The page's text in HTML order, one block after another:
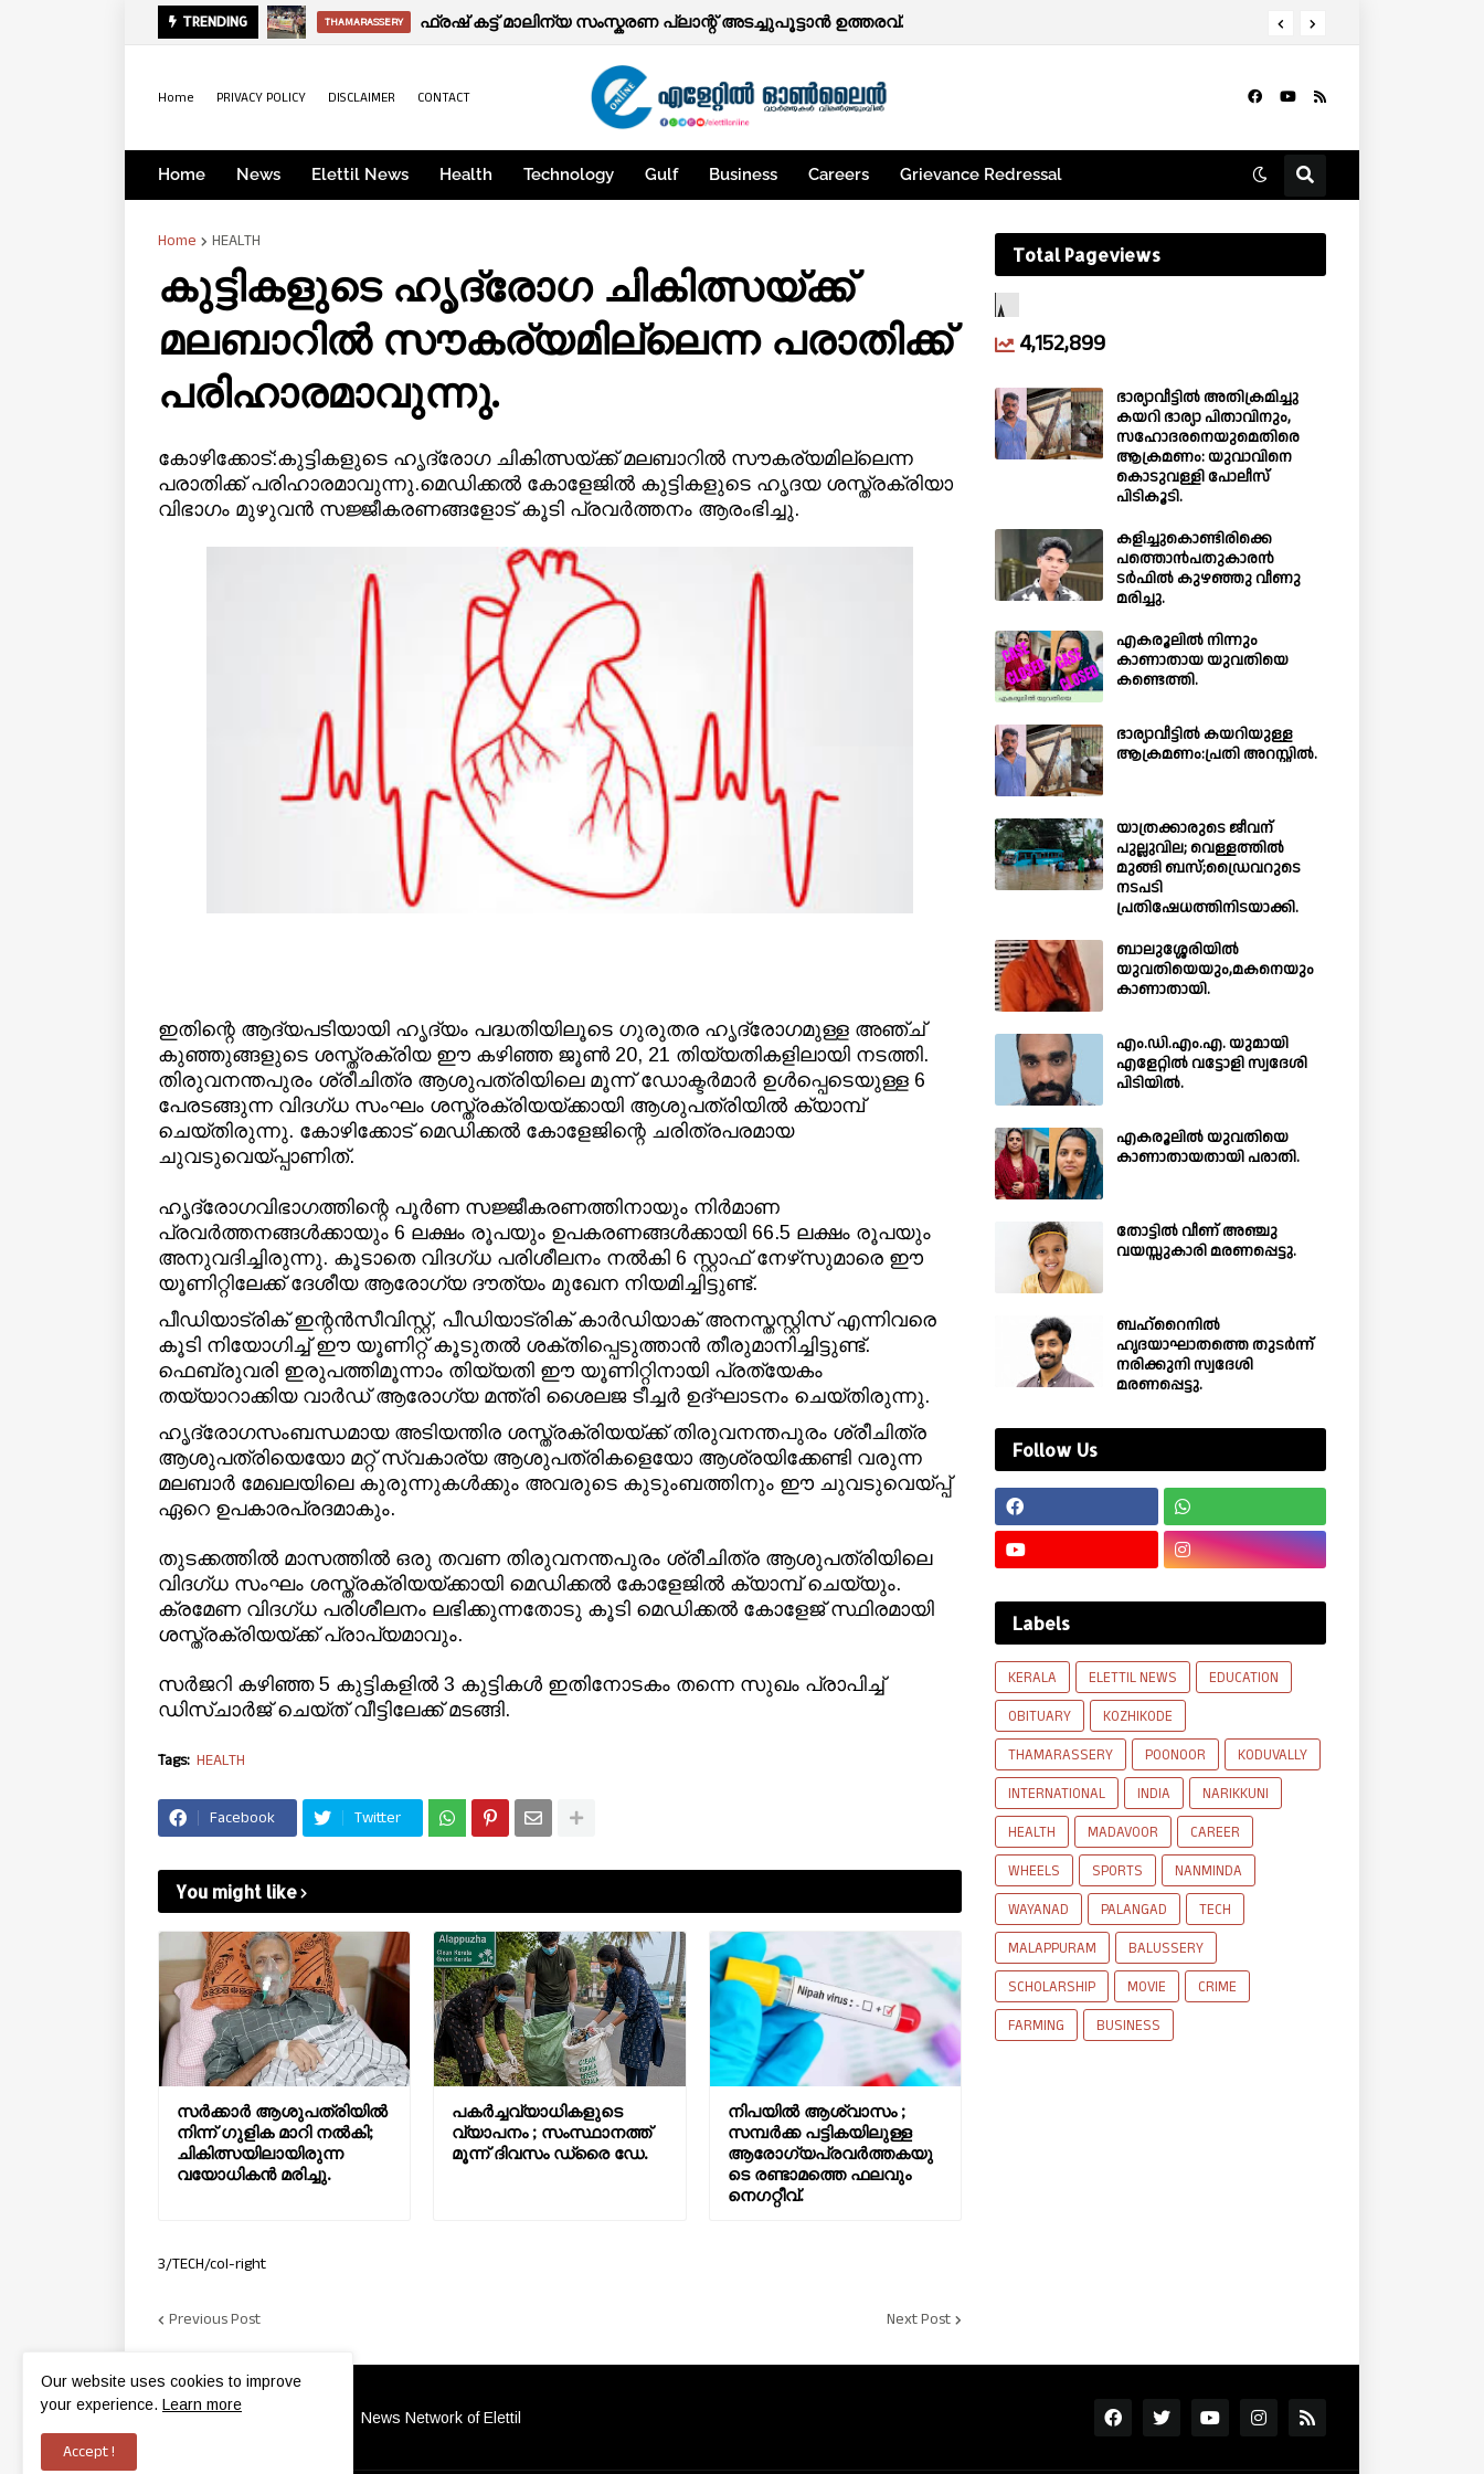
TRENDING THAMARASSERY ഫ്രഷ് കട്ട് മാലിന്യ സംസ്കരണ പ്ലാന്റ് അടച്ചുപൂട്ടാൻ ഉത്തരവ്.
KERALA സായാഹ്ന വാര്‍ത്തകള്‍.
Home PRIVACY POLICY DISCLAIMER CONTACT
Home News Elettil News Health Technology Gulf Business Careers Grievance Redressal
Home HEALTH
കുട്ടികളുടെ ഹൃദ്രോഗ ചികിത്സയ്ക്ക്
മലബാറിൽ സൗകര്യമില്ലെന്ന പരാതിക്ക്
പരിഹാരമാവുന്നു.
കോഴിക്കോട്:കുട്ടികളുടെ ഹൃദ്രോഗ ചികിത്സയ്ക്ക് മലബാറിൽ സൗകര്യമില്ലെന്ന
പരാതിക്ക് പരിഹാരമാവുന്നു.മെഡിക്കൽ കോളേജിൽ കുട്ടികളുടെ ഹൃദയ ശസ്ത്രക്രിയാ
വിഭാഗം മുഴുവൻ സജ്ജീകരണങ്ങളോട് കൂടി പ്രവർത്തനം ആരംഭിച്ചു.
ഇതിന്റെ ആദ്യപടിയായി ഹൃദ്യം പദ്ധതിയിലൂടെ ഗുരുതര ഹൃദ്രോഗമുള്ള അഞ്ച്
കുഞ്ഞുങ്ങളുടെ ശസ്ത്രക്രിയ ഈ കഴിഞ്ഞ ജൂൺ 20, 21 തിയ്യതികളിലായി നടത്തി.
തിരുവനന്തപുരം ശ്രീചിത്ര ആശുപത്രിയിലെ മൂന്ന് ഡോക്ടർമാർ ഉൾപ്പെടെയുള്ള 6
പേരടങ്ങുന്ന വിദഗ്ധ സംഘം ശസ്ത്രക്രിയയ്ക്കായി ആശുപത്രിയിൽ ക്യാമ്പ്
ചെയ്തിരുന്നു. കോഴിക്കോട് മെഡിക്കൽ കോളേജിന്റെ ചരിത്രപരമായ
ചുവടുവെയ്പ്പാണിത്.
ഹൃദ്രോഗവിഭാഗത്തിന്റെ പൂർണ സജ്ജീകരണത്തിനായും നിർമാണ
പ്രവർത്തനങ്ങൾക്കായും 6 ലക്ഷം രൂപയും ഉപകരണങ്ങൾക്കായി 66.5 ലക്ഷം രൂപയും
അനുവദിച്ചിരുന്നു. കൂടാതെ വിദഗ്ധ പരിശീലനം നൽകി 6 സ്റ്റാഫ് നേഴ്‌സുമാരെ ഈ
യൂണിറ്റിലേക്ക് ദേശീയ ആരോഗ്യ ദൗത്യം മുഖേന നിയമിച്ചിട്ടുണ്ട്.
പീഡിയാട്രിക് ഇന്റൻസീവിസ്റ്റ്‌, പീഡിയാട്രിക് കാർഡിയാക് അനസ്തസ്റ്റിസ് എന്നിവരെ
കൂടി നിയോഗിച്ച് ഈ യൂണിറ്റ് കൂടുതൽ ശക്തിപ്പെടുത്താൻ തീരുമാനിച്ചിട്ടുണ്ട്.
ഫെബ്രുവരി ഇരുപത്തിമൂന്നാം തിയ്യതി ഈ യൂണിറ്റിനായി പ്രത്യേകം
തയ്യാറാക്കിയ വാർഡ് ആരോഗ്യ മന്ത്രി ശൈലജ ടീച്ചർ ഉദ്ഘാടനം ചെയ്തിരുന്നു.
ഹൃദ്രോഗസംബന്ധമായ അടിയന്തിര ശസ്ത്രക്രിയയ്ക്ക് തിരുവനന്തപുരം ശ്രീചിത്ര
ആശുപത്രിയെയോ മറ്റ് സ്വകാര്യ ആശുപത്രികളെയോ ആശ്രയിക്കേണ്ടി വരുന്ന
മലബാർ മേഖലയിലെ കുരുന്നുകൾക്കും അവരുടെ കുടുംബത്തിനും ഈ ചുവടുവെയ്പ്പ്
ഏറെ ഉപകാരപ്രദമാകും.
തുടക്കത്തിൽ മാസത്തിൽ ഒരു തവണ തിരുവനന്തപുരം ശ്രീചിത്ര ആശുപത്രിയിലെ
വിദഗ്ധ സംഘം ശസ്ത്രക്രിയയ്ക്കായി മെഡിക്കൽ കോളേജിൽ ക്യാമ്പ് ചെയ്യും.
ക്രമേണ വിദഗ്ധ പരിശീലനം ലഭിക്കുന്നതോടു കൂടി മെഡിക്കൽ കോളേജ് സ്ഥിരമായി
ശസ്ത്രക്രിയയ്ക്ക് പ്രാപ്യമാവും.
സർജറി കഴിഞ്ഞ 5 കുട്ടികളിൽ 3 കുട്ടികൾ ഇതിനോടകം തന്നെ സുഖം പ്രാപിച്ച്
ഡിസ്ചാർജ് ചെയ്ത് വീട്ടിലേക്ക് മടങ്ങി.
Tags: HEALTH
Facebook Twitter
You might like
സർക്കാർ ആശുപത്രിയിൽ
നിന്ന് ഗുളിക മാറി നൽകി;
ചികിത്സയിലായിരുന്ന
വയോധികൻ മരിച്ചു.
പകര്‍ച്ചവ്യാധികളുടെ
വ്യാപനം ; സംസ്ഥാനത്ത്
മൂന്ന് ദിവസം ഡ്രൈ ഡേ.
നിപയിൽ ആശ്വാസം ;
സമ്പർക്ക പട്ടികയിലുള്ള
ആരോഗ്യപ്രവർത്തകയു
ടെ രണ്ടാമത്തെ ഫലവും
നെഗറ്റീവ്.
3/TECH/col-right
Previous Post Next Post
Total Pageviews
4,152,899
ഭാര്യാവീട്ടിൽ അതിക്രമിച്ചു
കയറി ഭാര്യാ പിതാവിനും,
സഹോദരനെയുമെതിരെ
ആക്രമണം: യുവാവിനെ
കൊടുവള്ളി പോലീസ്
പിടികൂടി.
കളിച്ചുകൊണ്ടിരിക്കെ
പത്തൊൻപതുകാരൻ
ടർഫിൽ കുഴഞ്ഞു വീണു
മരിച്ചു.
എകരൂലിൽ നിന്നും
കാണാതായ യുവതിയെ
കണ്ടെത്തി.
ഭാര്യാവീട്ടിൽ കയറിയുള്ള
ആക്രമണം:പ്രതി അറസ്റ്റിൽ.
യാത്രക്കാരുടെ ജീവന്
പുല്ലുവില; വെള്ളത്തിൽ
മുങ്ങി ബസ്;ഡ്രൈവറുടെ
നടപടി
പ്രതിഷേധത്തിനിടയാക്കി.
ബാലുശ്ശേരിയില്‍
യുവതിയെയും,മകനെയും
കാണാതായി.
എം.ഡി.എം.എ. യുമായി
എളേറ്റിൽ വട്ടോളി സ്വദേശി
പിടിയിൽ.
എകരൂലിൽ യുവതിയെ
കാണാതായതായി പരാതി.
തോട്ടിൽ വീണ് അഞ്ചു
വയസ്സുകാരി മരണപ്പെട്ടു.
ബഹ്‌റൈനിൽ
ഹൃദയാഘാതത്തെ തുടർന്ന്
നരിക്കുനി സ്വദേശി
മരണപ്പെട്ടു.
Follow Us
Labels
KERALA ELETTIL NEWS
EDUCATION
OBITUARY
KOZHIKODE
THAMARASSERY
POONOOR
KODUVALLY
INTERNATIONAL
INDIA
NARIKKUNI
HEALTH
MADAVOOR
CAREER
WHEELS
SPORTS
NANMINDA
WAYANAD
PALANGAD
TECH
MALAPPURAM
BALUSSERY
SCHOLARSHIP
MOVIE
CRIME
FARMING
BUSINESS
News Network of Elettil
Our website uses cookies to improve
your experience. Learn more
Accept !